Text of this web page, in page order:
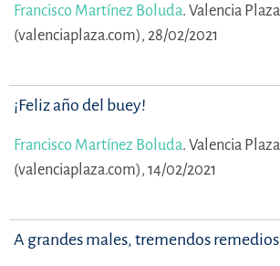
Francisco Martínez Boluda. Valencia Plaza
(valenciaplaza.com), 28/02/2021
¡Feliz año del buey!
Francisco Martínez Boluda. Valencia Plaza
(valenciaplaza.com), 14/02/2021
A grandes males, tremendos remedios